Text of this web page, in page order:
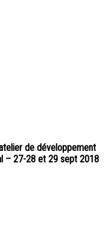
de développement
– 27-28 et 29 sept 2018